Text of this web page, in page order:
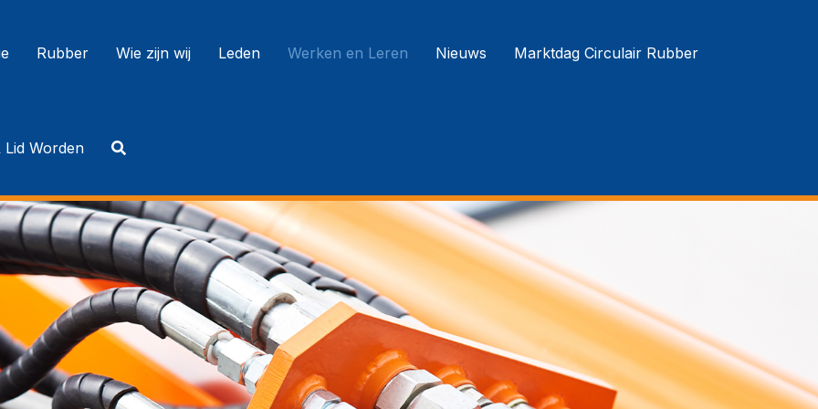
Rubber Wie zijn wij Leden Werken en Leren Nieuws Marktdag Circulair Rubber
Lid Worden